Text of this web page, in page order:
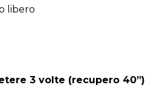
libero
3 volte (recupero 40”)